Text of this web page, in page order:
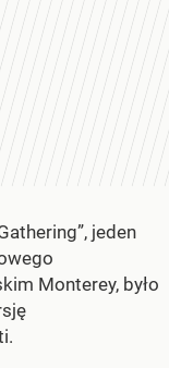
jeden
Monterey, było